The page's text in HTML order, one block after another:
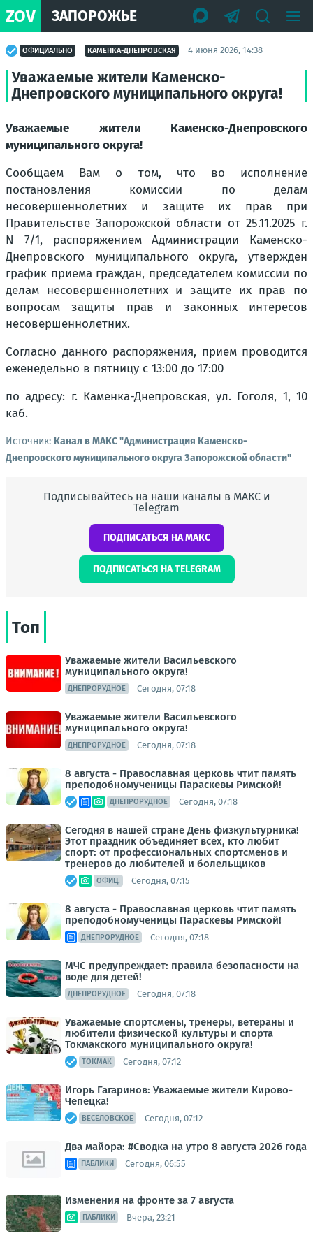
ZOV ЗАПОРОЖЬЕ
ОФИЦИАЛЬНО КАМЕНКА-ДНЕПРОВСКАЯ 4 июня 2026, 14:38
Уважаемые жители Каменско-
Днепровского муниципального округа!
Уважаемые жители Каменско-Днепровского
муниципального округа!
Сообщаем Вам о том, что во исполнение
постановления комиссии по делам
несовершеннолетних и защите их прав при
Правительстве Запорожской области от 25.11.2025 г.
N 7/1, распоряжением Администрации Каменско-
Днепровского муниципального округа, утвержден
график приема граждан, председателем комиссии по
делам несовершеннолетних и защите их прав по
вопросам защиты прав и законных интересов
несовершеннолетних.
Согласно данного распоряжения, прием проводится
еженедельно в пятницу с 13:00 до 17:00
по адресу: г. Каменка-Днепровская, ул. Гоголя, 1, 10
каб.
Источник: Канал в МАКС "Администрация Каменско-
Днепровского муниципального округа Запорожской области"
Подписывайтесь на наши каналы в МАКС и
Telegram
ПОДПИСАТЬСЯ НА МАКС
ПОДПИСАТЬСЯ НА TELEGRAM
Топ
Уважаемые жители Васильевского
муниципального округа!
ДНЕПРОРУДНОЕ Сегодня, 07:18
Уважаемые жители Васильевского
муниципального округа!
ДНЕПРОРУДНОЕ Сегодня, 07:18
8 августа - Православная церковь чтит память
преподобномученицы Параскевы Римской!
ДНЕПРОРУДНОЕ Сегодня, 07:18
Сегодня в нашей стране День физкультурника!
Этот праздник объединяет всех, кто любит
спорт: от профессиональных спортсменов и
тренеров до любителей и болельщиков
ОФИЦ. Сегодня, 07:15
8 августа - Православная церковь чтит память
преподобномученицы Параскевы Римской!
ДНЕПРОРУДНОЕ Сегодня, 07:18
МЧС предупреждает: правила безопасности на
воде для детей!
ДНЕПРОРУДНОЕ Сегодня, 07:18
Уважаемые спортсмены, тренеры, ветераны и
любители физической культуры и спорта
Токмакского муниципального округа!
ТОКМАК Сегодня, 07:12
Игорь Гагаринов: Уважаемые жители Кирово-
Чепецка!
ВЕСЁЛОВСКОЕ Сегодня, 07:12
Два майора: #Сводка на утро 8 августа 2026 года
ПАБЛИКИ Сегодня, 06:55
Изменения на фронте за 7 августа
ПАБЛИКИ Вчера, 23:21